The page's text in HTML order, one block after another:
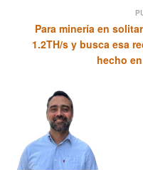
Para minería en
1.2TH/s y busca esa
hecho